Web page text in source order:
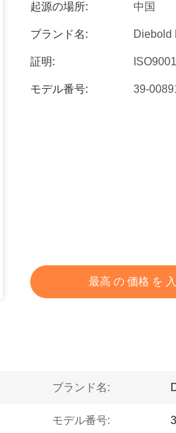
起源の場所: 中国
ブランド名: Diebold
証明: ISO9001
モデル番号: 39-
最高 の 価格 を
ブランド名:
モデル番号: